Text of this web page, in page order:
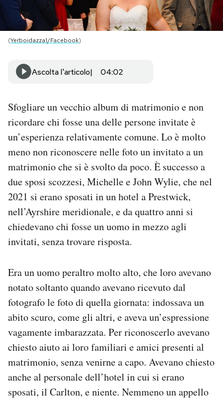
NEWSLETTER
CALENDARIO
AREA PERSONALE
Area Personale
Newsletter
Notifiche mobile
Regala il Post
Hai bisogno di aiuto?
(Yerboidazza1/Facebook)
Ascolta l'articolo 04:02
Sfogliare un vecchio album di matrimonio e non
ricordare chi fosse una delle persone invitate è
un’esperienza relativamente comune. Lo è molto
meno non riconoscere nelle foto un invitato a un
matrimonio che si è svolto da poco. È successo a
due sposi scozzesi, Michelle e John Wylie, che nel
2021 si erano sposati in un hotel a Prestwick,
nell’Ayrshire meridionale, e da quattro anni si
chiedevano chi fosse un uomo in mezzo agli
invitati, senza trovare risposta.
Era un uomo peraltro molto alto, che loro avevano
notato soltanto quando avevano ricevuto dal
fotografo le foto di quella giornata: indossava un
abito scuro, come gli altri, e aveva un’espressione
vagamente imbarazzata. Per riconoscerlo avevano
chiesto aiuto ai loro familiari e amici presenti al
matrimonio, senza venirne a capo. Avevano chiesto
anche al personale dell’hotel in cui si erano
sposati, il Carlton, e niente. Nemmeno un appello